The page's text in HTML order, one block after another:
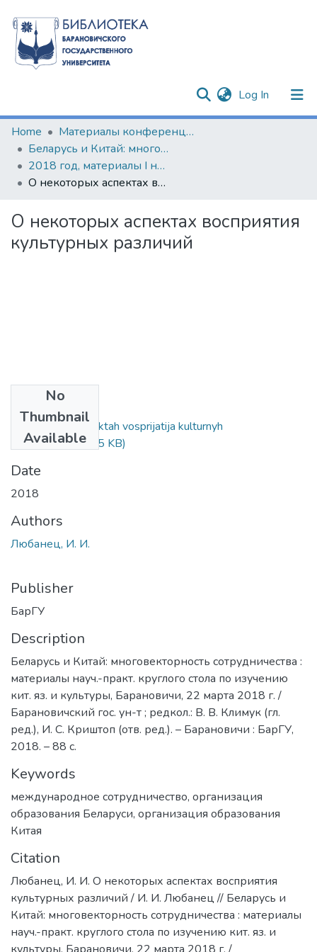
Log In (current)
Communities & Collections
All of DSpace
Statistics
Home
Материалы конференций и семинаров
Беларусь и Китай: многовекторность сотрудничества
2018 год, материалы I научно-практического круглого стола по изучению китайского языка и культуры
О некоторых аспектах восприятия культурных различий
О некоторых аспектах восприятия
культурных различий
No
Thumbnail
Available
O nekotoryh aspektah vosprijatija kulturnyh
razlichij.pdf(273.75 KB)
Date
2018
Authors
Любанец, И. И.
Publisher
БарГУ
Description
Беларусь и Китай: многовекторность сотрудничества :
материалы науч.-практ. круглого стола по изучению
кит. яз. и культуры, Барановичи, 22 марта 2018 г. /
Барановичский гос. ун-т ; редкол.: В. В. Климук (гл.
ред.), И. С. Криштоп (отв. ред.). – Барановичи : БарГУ,
2018. – 88 с.
Keywords
международное сотрудничество, организация
образования Беларуси, организация образования
Китая
Citation
Любанец, И. И. О некоторых аспектах восприятия
культурных различий / И. И. Любанец // Беларусь и
Китай: многовекторность сотрудничества : материалы
науч.-практ. круглого стола по изучению кит. яз. и